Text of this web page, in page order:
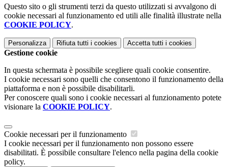
Questo sito o gli strumenti terzi da questo utilizzati si avvalgono di
cookie necessari al funzionamento ed utili alle finalità illustrate nella
COOKIE POLICY.
Personalizza Rifiuta tutti i cookies Accetta tutti i cookies
Gestione cookie
In questa schermata è possibile scegliere quali cookie consentire.
I cookie necessari sono quelli che consentono il funzionamento della
piattaforma e non è possibile disabilitarli.
Per conoscere quali sono i cookie necessari al funzionamento potete
visionare la COOKIE POLICY.
Cookie necessari per il funzionamento
I cookie necessari per il funzionamento non possono essere
disabilitati. È possibile consultare l'elenco nella pagina della cookie
policy.